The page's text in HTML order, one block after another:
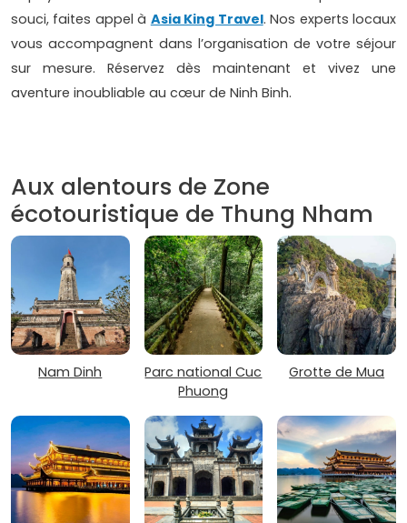
souci, faites appel à Asia King Travel. Nos experts locaux
vous accompagnent dans l’organisation de votre séjour
sur mesure. Réservez dès maintenant et vivez une
aventure inoubliable au cœur de Ninh Binh.
Aux alentours de Zone
écotouristique de Thung Nham
Nam Dinh
Parc national Cuc
Phuong
Grotte de Mua